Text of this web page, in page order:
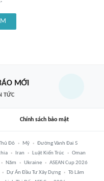
MỚI
TỨC
Chính sách bảo mật
Đô Mỹ
Đường Vành Đai 5
Iran Luật Kiến Trúc
Oman
Năm Ukraine
ASEAN Cup 2026
Dự Án Đầu Tư Xây Dựng
Tô Lâm